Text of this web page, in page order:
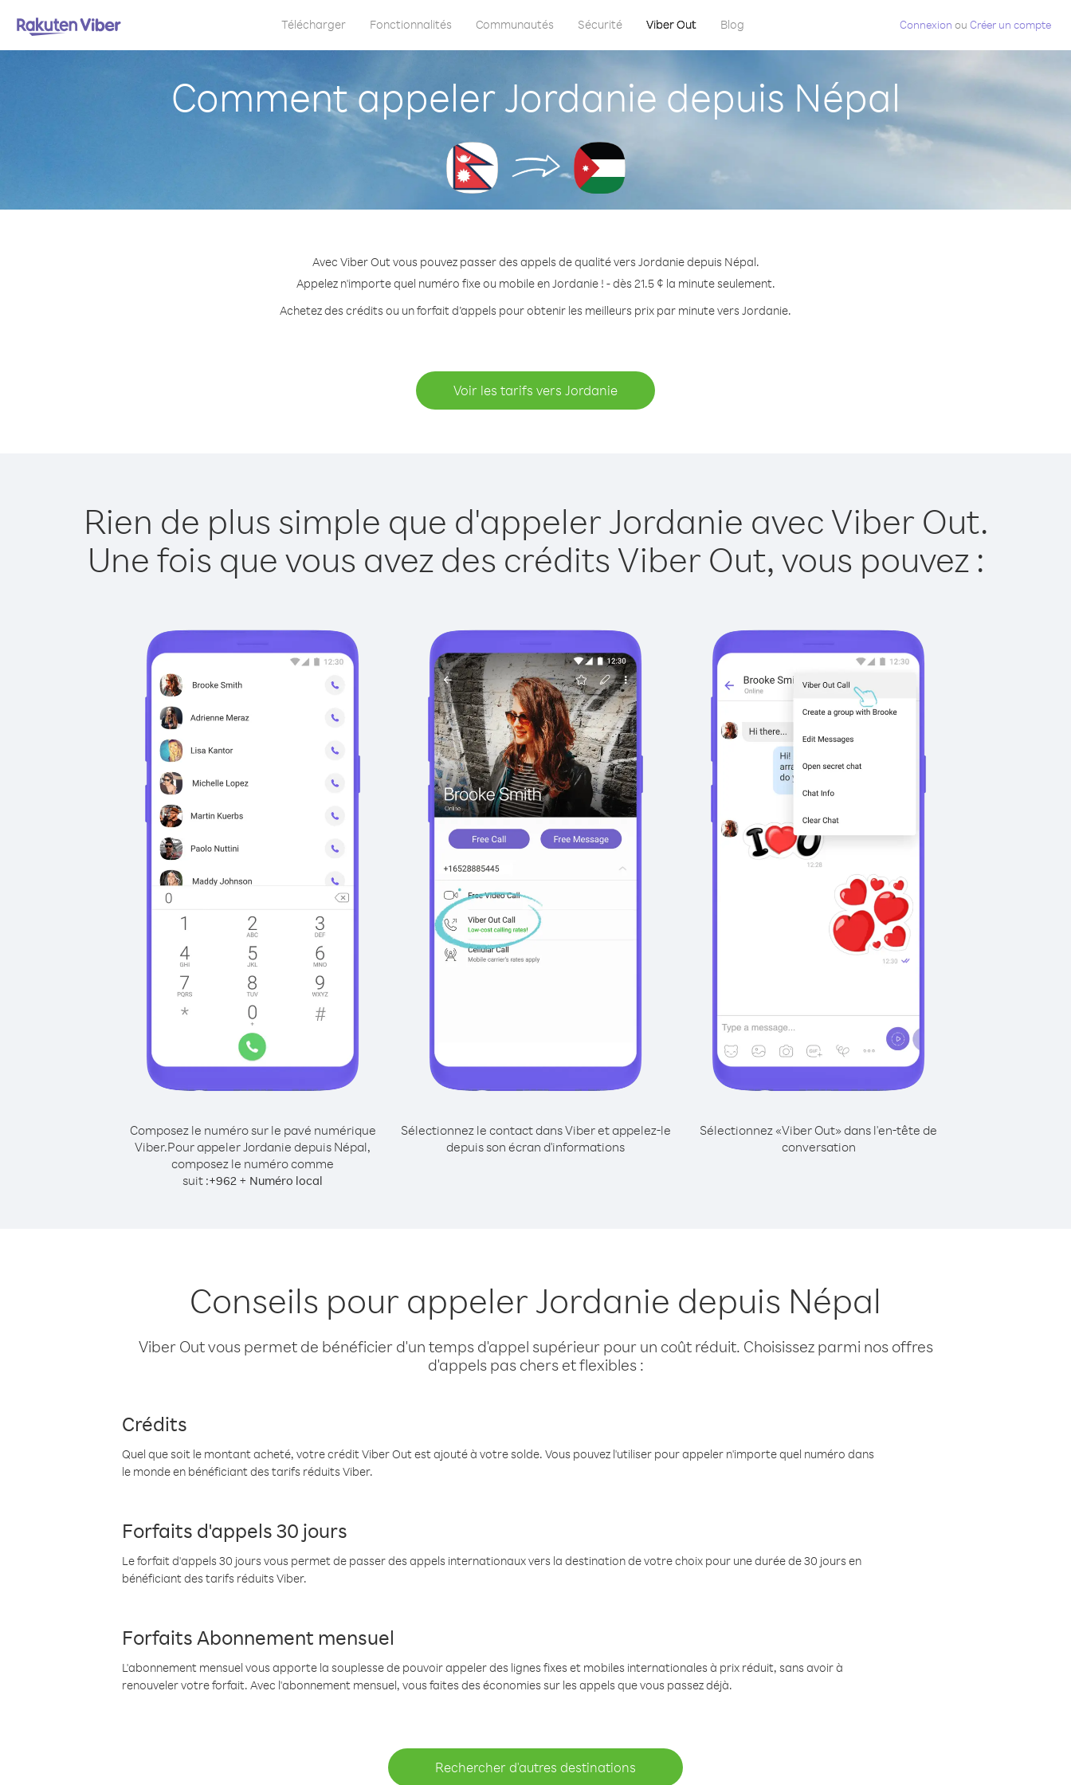
Télécharger Fonctionnalités Communautés Sécurité Viber Out Blog Connexion ou Créer un compte
Comment appeler Jordanie depuis Népal
Avec Viber Out vous pouvez passer des appels de qualité vers Jordanie depuis Népal.
Appelez n'importe quel numéro fixe ou mobile en Jordanie ! - dès 21.5 ¢ la minute seulement.
Achetez des crédits ou un forfait d’appels pour obtenir les meilleurs prix par minute vers Jordanie.
Voir les tarifs vers Jordanie
Rien de plus simple que d'appeler Jordanie avec Viber Out.
Une fois que vous avez des crédits Viber Out, vous pouvez :
Composez le numéro sur le pavé numérique
Viber.Pour appeler Jordanie depuis Népal,
composez le numéro comme
suit :+962 + Numéro local
Sélectionnez le contact dans Viber et appelez-le
depuis son écran d'informations
Sélectionnez «Viber Out» dans l'en-tête de
conversation
Conseils pour appeler Jordanie depuis Népal
Viber Out vous permet de bénéficier d'un temps d'appel supérieur pour un coût réduit. Choisissez parmi nos offres
d'appels pas chers et flexibles :
Crédits
Quel que soit le montant acheté, votre crédit Viber Out est ajouté à votre solde. Vous pouvez l'utiliser pour appeler n'importe quel numéro dans
le monde en bénéficiant des tarifs réduits Viber.
Forfaits d'appels 30 jours
Le forfait d'appels 30 jours vous permet de passer des appels internationaux vers la destination de votre choix pour une durée de 30 jours en
bénéficiant des tarifs réduits Viber.
Forfaits Abonnement mensuel
L'abonnement mensuel vous apporte la souplesse de pouvoir appeler des lignes fixes et mobiles internationales à prix réduit, sans avoir à
renouveler votre forfait. Avec l'abonnement mensuel, vous faites des économies sur les appels que vous passez déjà.
Rechercher d'autres destinations